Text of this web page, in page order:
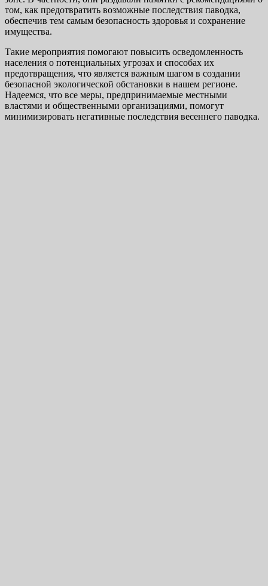
том, как предотвратить возможные последствия паводка,
обеспечив тем самым безопасность здоровья и сохранение
имущества.
Такие мероприятия помогают повысить осведомленность
населения о потенциальных угрозах и способах их
предотвращения, что является важным шагом в создании
безопасной экологической обстановки в нашем регионе.
Надеемся, что все меры, предпринимаемые местными
властями и общественными организациями, помогут
минимизировать негативные последствия весеннего паводка.